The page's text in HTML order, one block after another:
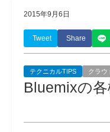
2015年9月6日
Tweet Share
テクニカルTIPS クラウ
Bluemixの